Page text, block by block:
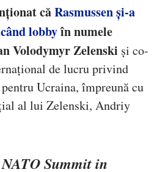
căRasmussen și-a
lobbyîn numele
Volodymyr Zelenski și co-
de lucru privind
Ucraina, împreună cu
al lui Zelenski, Andriy
Summit in